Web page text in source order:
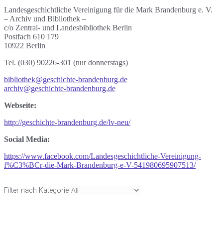
Landesgeschichtliche Vereinigung für die Mark Brandenburg e. V.
– Archiv und Bibliothek –
c/o Zentral- und Landesbibliothek Berlin
Postfach 610 179
10922 Berlin
Tel. (030) 90226-301 (nur donnerstags)
bibliothek@geschichte-brandenburg.de
archiv@geschichte-brandenburg.de
Webseite:
http://geschichte-brandenburg.de/lv-neu/
Social Media:
https://www.facebook.com/Landesgeschichtliche-Vereinigung-
f%C3%BCr-die-Mark-Brandenburg-e-V-541980695907513/
Filter nach Kategorie